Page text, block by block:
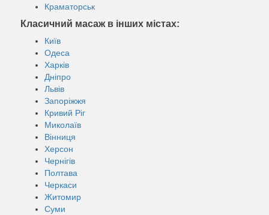
Краматорськ
Класичний масаж в інших містах:
Київ
Одеса
Харків
Дніпро
Львів
Запоріжжя
Кривий Ріг
Миколаїв
Вінниця
Херсон
Чернігів
Полтава
Черкаси
Житомир
Суми